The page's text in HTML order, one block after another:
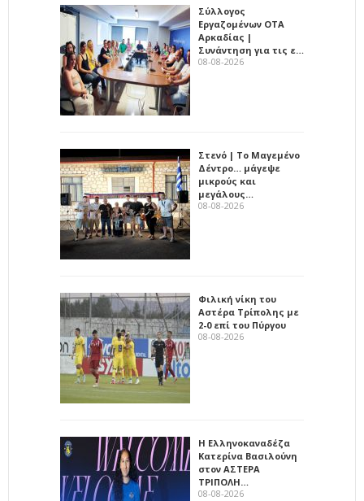
Σύλλογος
Εργαζομένων ΟΤΑ
Αρκαδίας |
Συνάντηση για τις ε…
08-08-2026
Στενό | Το Μαγεμένο
Δέντρο… μάγεψε
μικρούς και
μεγάλους…
08-08-2026
Φιλική νίκη του
Αστέρα Τρίπολης με
2-0 επί του Πύργου
08-08-2026
Η Ελληνοκαναδέζα
Κατερίνα Βασιλούνη
στον ΑΣΤΕΡΑ
ΤΡΙΠΟΛΗ…
08-08-2026